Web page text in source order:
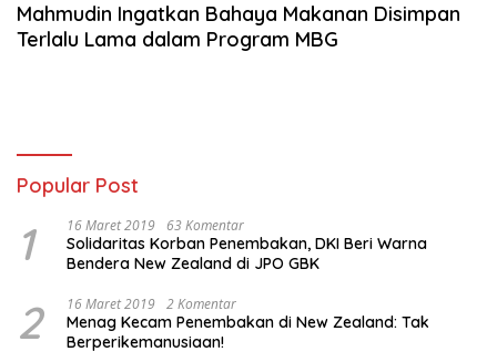
Mahmudin Ingatkan Bahaya Makanan Disimpan
Terlalu Lama dalam Program MBG
Popular Post
1 16 Maret 2019 63 Komentar
Solidaritas Korban Penembakan, DKI Beri Warna
Bendera New Zealand di JPO GBK
2 16 Maret 2019 2 Komentar
Menag Kecam Penembakan di New Zealand: Tak
Berperikemanusiaan!